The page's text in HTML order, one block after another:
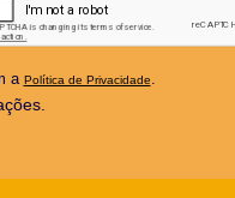
a Política de Privacidade.